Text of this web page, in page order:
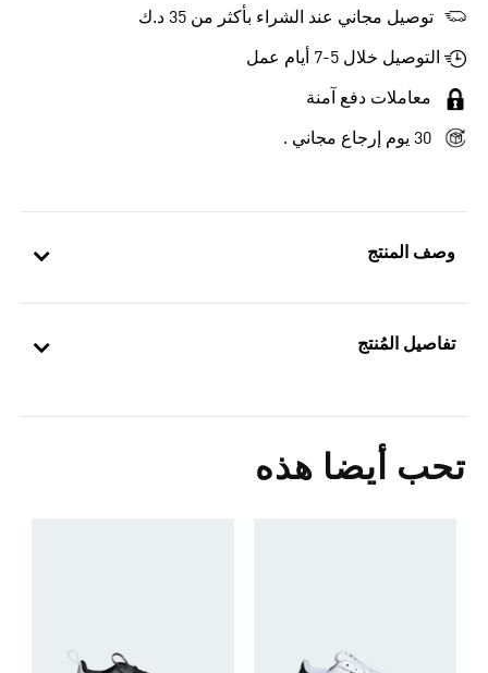
وصف المنتج
تفاصيل المُنتج
تحب أيضا هذه
توصيل مجاني عند الشراء بأكثر من 35 د.ك
التوصيل خلال 5-7 أيام عمل
معاملات دفع آمنة